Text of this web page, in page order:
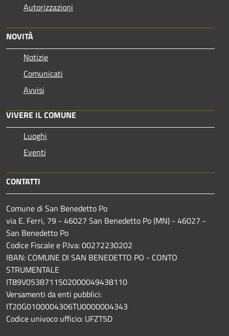
Autorizzazioni
NOVITÀ
Notizie
Comunicati
Avvisi
VIVERE IL COMUNE
Luoghi
Eventi
CONTATTI
Comune di San Benedetto Po
via E. Ferri, 79 - 46027 San Benedetto Po (MN) - 46027 -
San Benedetto Po
Codice Fiscale e P.Iva: 00272230202
IBAN: COMUNE DI SAN BENEDETTO PO - CONTO
STRUMENTALE
IT89V0538711502000049438110
Versamenti da enti pubblici:
IT20G0100004306TU0000004343
Codice univoco ufficio: UFZT5D